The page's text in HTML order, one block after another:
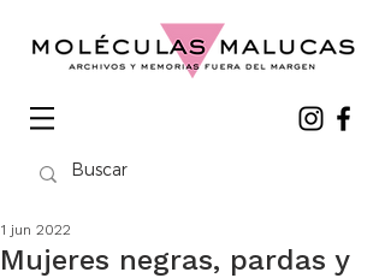
Mujeres negras, pardas y
1 jun 2022